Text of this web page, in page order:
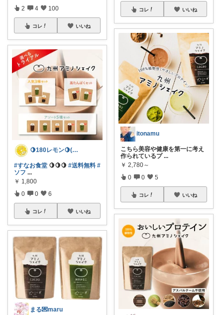
2 4 100
コレ いいね
🍋180レモン🍋(´∀｀*)
#すなお食堂 🍋🍋🍋 #送料無料 #
ソフ ...
￥ 1,800
0 0 6
コレ いいね
まる💌maru
コレ いいね
itonamu
こちら美容や健康を第一に考え
作られているプ ...
￥ 2,780～
0 0 5
コレ いいね